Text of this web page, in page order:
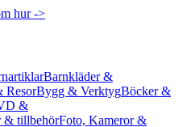
hur ->
Barnkläder &
ResorBygg & VerktygBöcker &
&
& tillbehörFoto, Kameror &